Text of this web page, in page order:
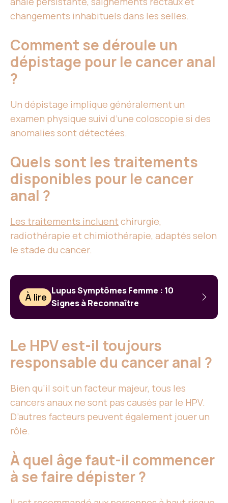
changements inhabituels dans les selles.
Comment se déroule un
dépistage pour le cancer anal
?
Un dépistage implique généralement un
examen physique suivi d’une coloscopie si des
anomalies sont détectées.
Quels sont les traitements
disponibles pour le cancer
anal ?
Les traitements incluentchirurgie,
radiothérapie et chimiothérapie, adaptés selon
le stade du cancer.
À lire
Lupus Symptômes Femme : 10
Signes à Reconnaître
Le HPV est-il toujours
responsable du cancer anal ?
Bien qu’il soit un facteur majeur, tous les
cancers anaux ne sont pas causés par le HPV.
D’autres facteurs peuvent également jouer un
rôle.
À quel âge faut-il commencer
à se faire dépister ?